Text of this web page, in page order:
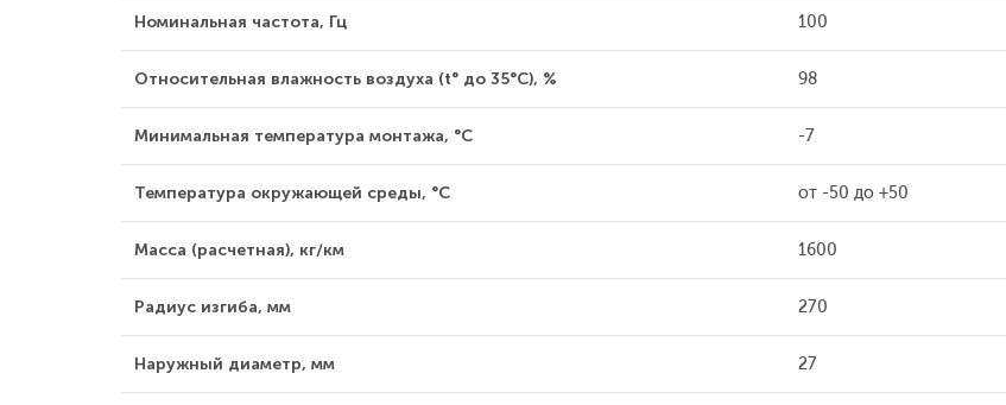
Номинальная частота, Гц 100
Относительная влажность воздуха (t° до 35°С), % 98
Минимальная температура монтажа, °С -7
Температура окружающей среды, °С от -50 до +50
Масса (расчетная), кг/км 1600
Радиус изгиба, мм 270
Наружный диаметр, мм 27